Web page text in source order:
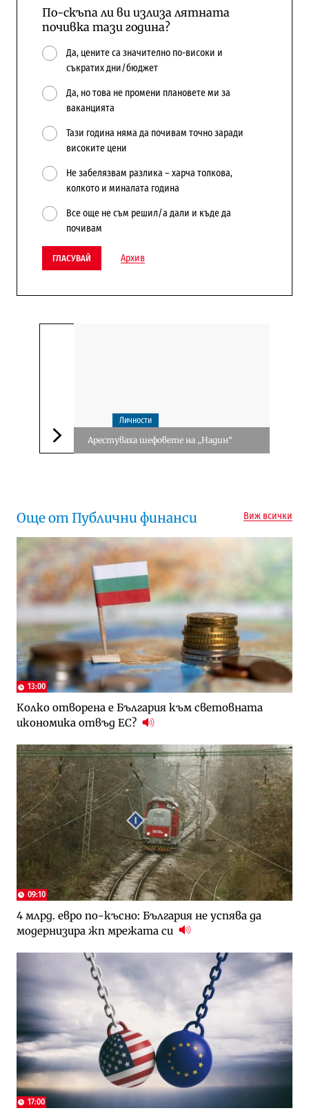
По-скъпа ли ви излиза лятната
почивка тази година?
Да, цените са значително по-високи и
съкратих дни/бюджет
Да, но това не промени плановете ми за
ваканцията
Тази година няма да почивам точно заради
високите цени
Не забелязвам разлика – харча толкова,
колкото и миналата година
Все още не съм решил/а дали и къде да
почивам
ГЛАСУВАЙ Архив
Следваща новина
Личности
Арестуваха шефовете на „Надин“
Още от Публични финанси Виж всички
13:00
Колко отворена е България към световната
икономика отвъд ЕС?
09:10
4 млрд. евро по-късно: България не успява да
модернизира жп мрежата си
17:00